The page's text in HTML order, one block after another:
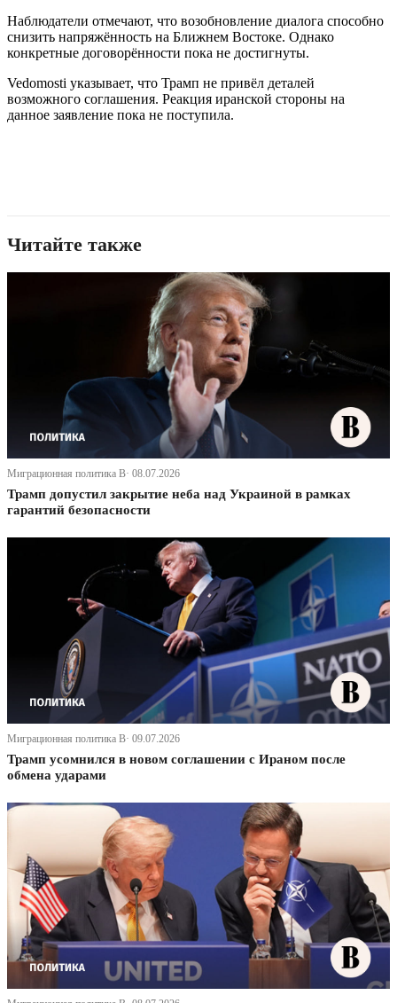
Наблюдатели отмечают, что возобновление диалога способно
снизить напряжённость на Ближнем Востоке. Однако
конкретные договорённости пока не достигнуты.
Vedomosti указывает, что Трамп не привёл деталей
возможного соглашения. Реакция иранской стороны на
данное заявление пока не поступила.
Читайте также
Миграционная политика В· 08.07.2026
Трамп допустил закрытие неба над Украиной в рамках
гарантий безопасности
Миграционная политика В· 09.07.2026
Трамп усомнился в новом соглашении с Ираном после
обмена ударами